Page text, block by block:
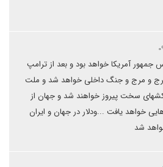
آمریکا خواهد بود و بعد از ترامپ
و مرج و جنگ داخلی خواهد شد و ملت
سخت پیروز خواهند شد و جهان از
خواهد یافت ...ودلار در جهان و ایران
شد